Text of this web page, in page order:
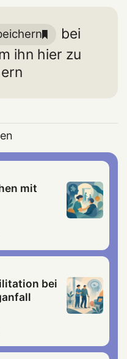
bei
ihn hier zu
mit
bei